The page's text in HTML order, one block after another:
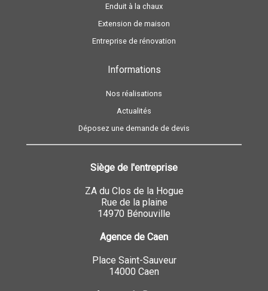
Enduit à la chaux
Extension de maison
Entreprise de rénovation
Informations
Nos réalisations
Actualités
Déposez une demande de devis
Siège de l'entreprise
ZA du Clos de la Hogue
Rue de la plaine
14970 Bénouville
Agence de Caen
Place Saint-Sauveur
14000 Caen